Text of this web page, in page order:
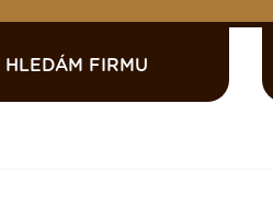
HLEDÁM FIRMU